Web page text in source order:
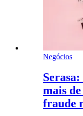
Negócios
mais
fraude